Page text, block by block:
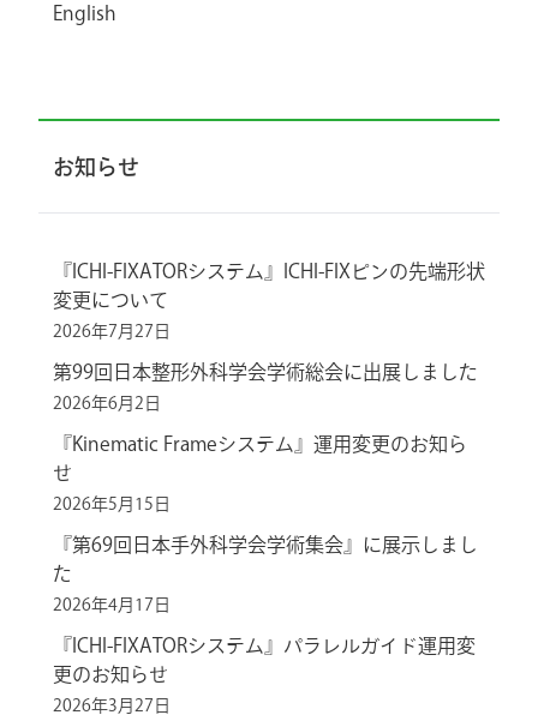
English
お知らせ
『ICHI-FIXATORシステム』ICHI-FIXピンの先端形状
変更について
2026年7月27日
第99回日本整形外科学会学術総会に出展しました
2026年6月2日
『Kinematic Frameシステム』運用変更のお知ら
せ
2026年5月15日
『第69回日本手外科学会学術集会』に展示しまし
た
2026年4月17日
『ICHI-FIXATORシステム』パラレルガイド運用変
更のお知らせ
2026年3月27日